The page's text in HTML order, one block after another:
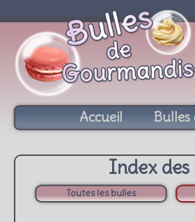
Accueil Bulles
Index des
Toutes les bulles